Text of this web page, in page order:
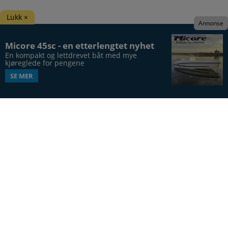
Micore 45sc - en etterlengtet nyhet
En kompakt og lettdrevet båt med mye
kjøreglede for pengene
SE MER
Annonse
Lukk ×